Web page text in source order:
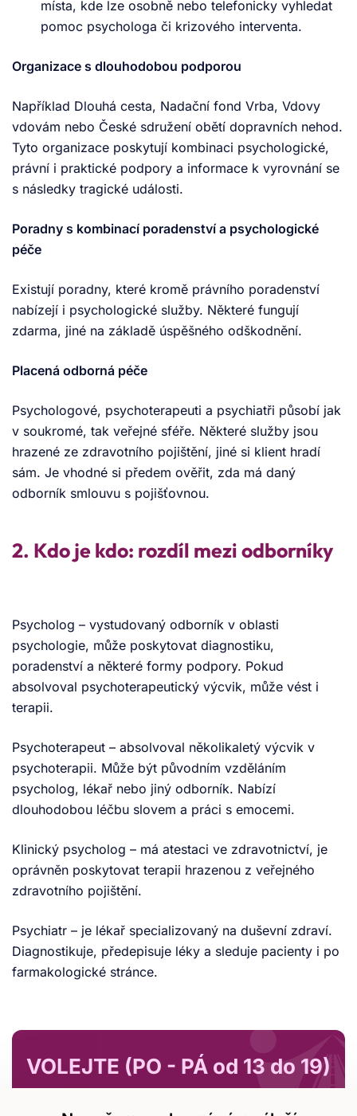
místa, kde lze osobně nebo telefonicky vyhledat
pomoc psychologa či krizového interventa.
Organizace s dlouhodobou podporou
Například Dlouhá cesta, Nadační fond Vrba, Vdovy
vdovám nebo České sdružení obětí dopravních nehod.
Tyto organizace poskytují kombinaci psychologické,
právní i praktické podpory a informace k vyrovnání se
s následky tragické události.
Poradny s kombinací poradenství a psychologické
péče
Existují poradny, které kromě právního poradenství
nabízejí i psychologické služby. Některé fungují
zdarma, jiné na základě úspěšného odškodnění.
Placená odborná péče
Psychologové, psychoterapeuti a psychiatři působí jak
v soukromé, tak veřejné sféře. Některé služby jsou
hrazené ze zdravotního pojištění, jiné si klient hradí
sám. Je vhodné si předem ověřit, zda má daný
odborník smlouvu s pojišťovnou.
2. Kdo je kdo: rozdíl mezi odborníky
Psycholog – vystudovaný odborník v oblasti
psychologie, může poskytovat diagnostiku,
poradenství a některé formy podpory. Pokud
absolvoval psychoterapeutický výcvik, může vést i
terapii.
Psychoterapeut – absolvoval několikaletý výcvik v
psychoterapii. Může být původním vzděláním
psycholog, lékař nebo jiný odborník. Nabízí
dlouhodobou léčbu slovem a práci s emocemi.
Klinický psycholog – má atestaci ve zdravotnictví, je
oprávněn poskytovat terapii hrazenou z veřejného
zdravotního pojištění.
Psychiatr – je lékař specializovaný na duševní zdraví.
Diagnostikuje, předepisuje léky a sleduje pacienty i po
farmakologické stránce.
VOLEJTE (PO - PÁ od 13 do 19)